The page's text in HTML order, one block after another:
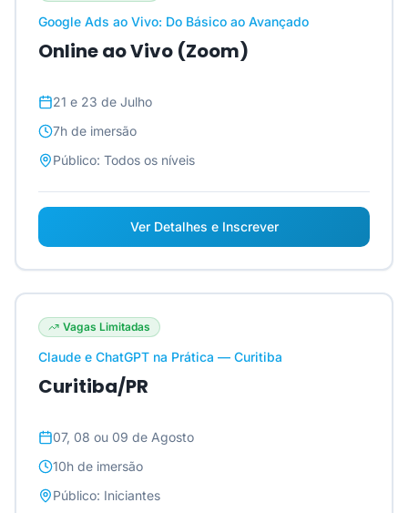
Google Ads ao Vivo: Do Básico ao Avançado
Online ao Vivo (Zoom)
21 e 23 de Julho
7h de imersão
Público: Todos os níveis
Ver Detalhes e Inscrever
Vagas Limitadas
Claude e ChatGPT na Prática — Curitiba
Curitiba/PR
07, 08 ou 09 de Agosto
10h de imersão
Público: Iniciantes